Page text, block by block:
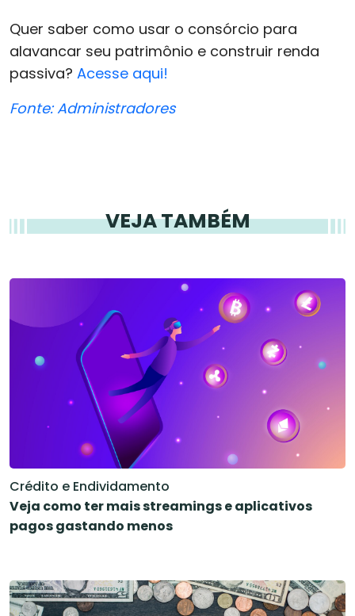
Quer saber como usar o consórcio para
alavancar seu patrimônio e construir renda
passiva? Acesse aqui!
Fonte: Administradores
VEJA TAMBÉM
Crédito e Endividamento
Veja como ter mais streamings e aplicativos
pagos gastando menos